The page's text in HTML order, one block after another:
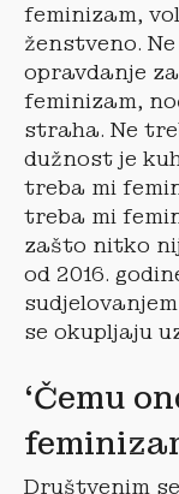
feminizam,
ženstveno.
opravdanje
feminizam,
straha. Ne
dužnost je
treba mi
treba mi
zašto nitko
od 2016.
se okupljaju
‘Čemu
Društvenim